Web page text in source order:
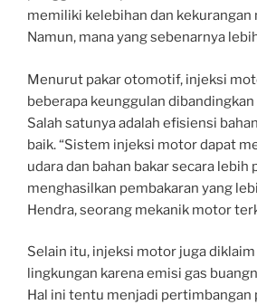
memiliki kelebihan dan kekurangan
Namun, mana yang sebenarnya
Menurut pakar otomotif, injeksi
beberapa keunggulan
Salah satunya adalah efisiensi
baik. “Sistem injeksi motor dapat
udara dan bahan bakar secara lebih
menghasilkan pembakaran yang
Hendra, seorang mekanik motor
Selain itu, injeksi motor juga
lingkungan karena emisi gas
Hal ini tentu menjadi